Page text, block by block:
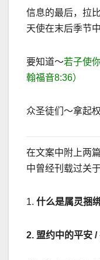
信息的最后，拉
天使在末后季节
要知道～若子使
翰福音8:36）
众圣徒们～拿起
在文案中附上两
中曾经刊载过关
1. 什么是属灵捆
2. 盟约中的平安 /